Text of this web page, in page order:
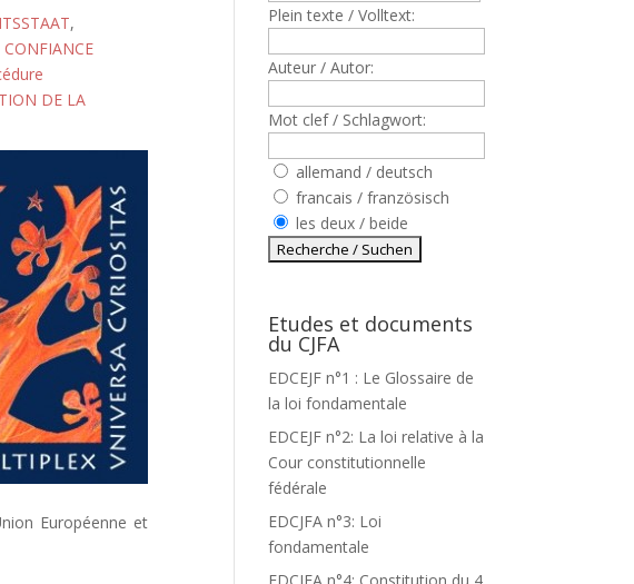
,
CONFIANCE
DE LA
Européenne et
Plein texte / Volltext:
Auteur / Autor:
Mot clef / Schlagwort:
allemand / deutsch
francais / französisch
les deux / beide
Etudes et documents
du CJFA
EDCEJF n°1 : Le Glossaire de
la loi fondamentale
EDCEJF n°2: La loi relative à la
Cour constitutionnelle
fédérale
EDCJFA n°3: Loi
fondamentale